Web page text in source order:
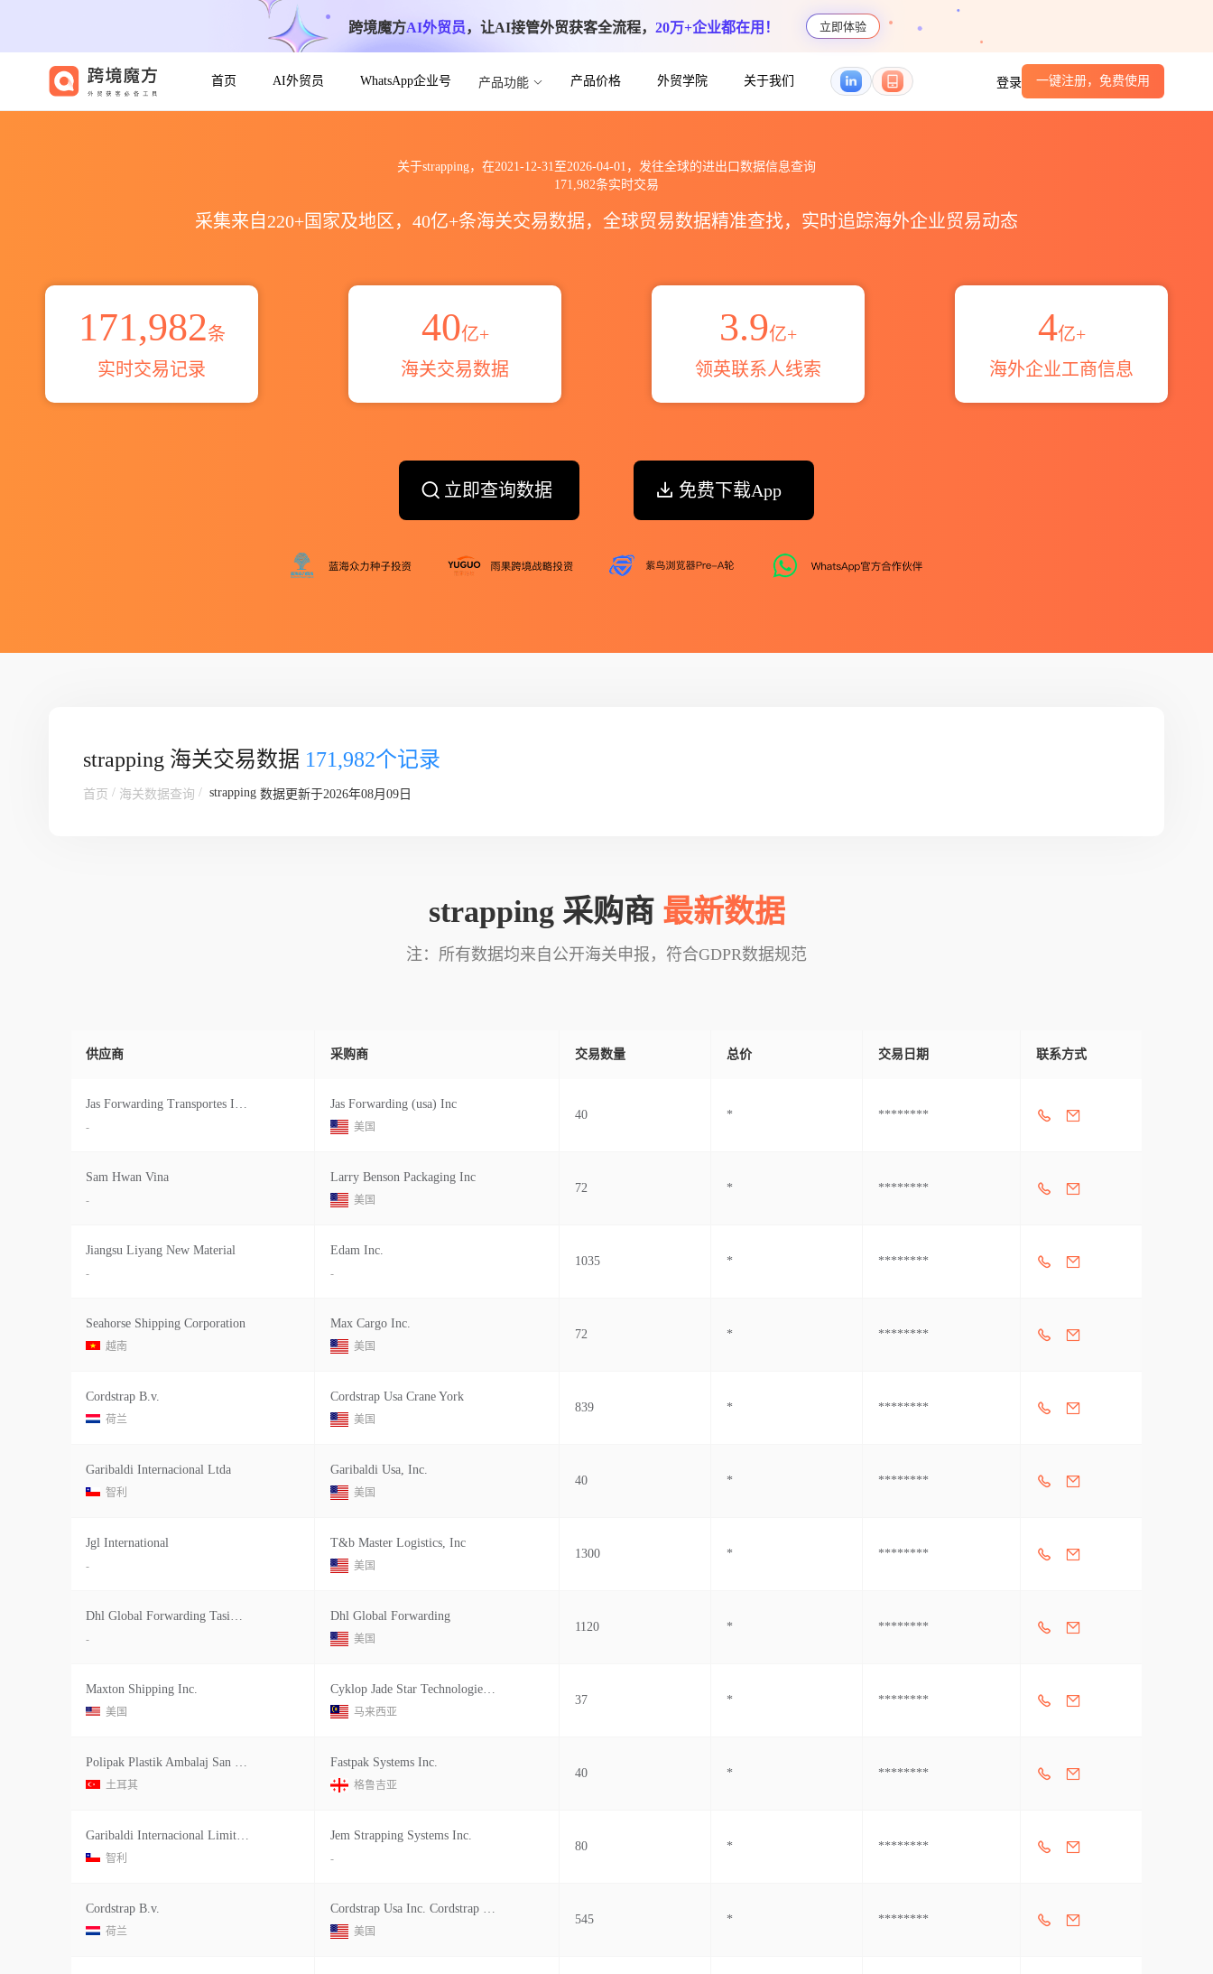
跨境魔方AI外贸员，让AI接管外贸获客全流程， 20万+企业都在用！ 立即体验
首页 AI外贸员 WhatsApp企业号 产品功能 产品价格 外贸学院 关于我们 登录 一键注册，免费使用
关于strapping，在2021-12-31至2026-04-01，发往全球的进出口数据信息查询
171,982条实时交易
采集来自220+国家及地区，40亿+条海关交易数据，全球贸易数据精准查找，实时追踪海外企业贸易动态
171,982条
实时交易记录
40亿+
海关交易数据
3.9亿+
领英联系人线索
4亿+
海外企业工商信息
立即查询数据 免费下载App
strapping 海关交易数据 171,982个记录
首页 / 海关数据查询 / strapping 数据更新于2026年08月09日
strapping 采购商 最新数据
注：所有数据均来自公开海关申报，符合GDPR数据规范
供应商 采购商 交易数量 总价 交易日期 联系方式
Jas Forwarding Transportes Internacional Ltda As
-
Jas Forwarding (usa) Inc
美国
40 * ********
Sam Hwan Vina
-
Larry Benson Packaging Inc
美国
72 * ********
Jiangsu Liyang New Material
-
Edam Inc.
-
1035 * ********
Seahorse Shipping Corporation
越南
Max Cargo Inc.
美国
72 * ********
Cordstrap B.v.
荷兰
Cordstrap Usa Crane York
美国
839 * ********
Garibaldi Internacional Ltda
智利
Garibaldi Usa, Inc.
美国
40 * ********
Jgl International
-
T&b Master Logistics, Inc
美国
1300 * ********
Dhl Global Forwarding Tasimacilik A.s As
-
Dhl Global Forwarding
美国
1120 * ********
Maxton Shipping Inc.
美国
Cyklop Jade Star Technologies Sdn. Bhd.
马来西亚
37 * ********
Polipak Plastik Ambalaj San Ltd
土耳其
Fastpak Systems Inc.
格鲁吉亚
40 * ********
Garibaldi Internacional Limitada
智利
Jem Strapping Systems Inc.
-
80 * ********
Cordstrap B.v.
荷兰
Cordstrap Usa Inc. Cordstrap Usa, Inc.
美国
545 * ********